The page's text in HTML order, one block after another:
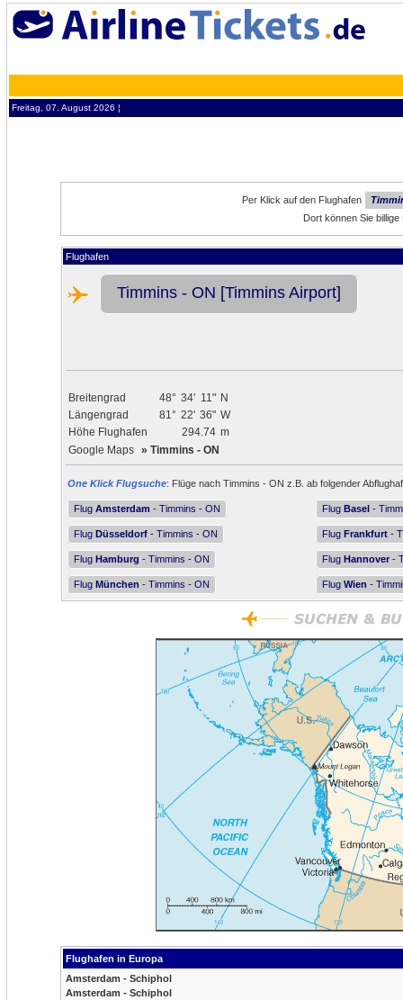
Freitag, 07. August 2026 ¦
Per Klick auf den Flughafen
Dort können Sie
Flughafen
Timmins - ON [Timmins Airport]
Breitengrad 48° 34' 11" N
Längengrad
81° 22' 36" W
Höhe Flughafen
294.74 m
Google Maps » Timmins - ON
One Klick Flugsuche: Flüge nach Timmins - ON z.B. ab folgender
Flug Amsterdam - Timmins - ON Flug Basel -
Flug Düsseldorf - Timmins - ON Flug Frankfurt -
Flug Hamburg - Timmins - ON Flug Hannover -
Flug München - Timmins - ON Flug Wien -
Flughafen in Europa
Amsterdam - Schiphol
Amsterdam - Schiphol